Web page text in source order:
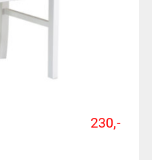
230,-